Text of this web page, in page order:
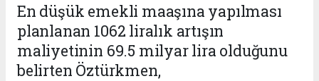
En düşük emekli maaşına yapılması
planlanan 1062 liralık artışın
maliyetinin 69.5 milyar lira olduğunu
belirten Öztürkmen,